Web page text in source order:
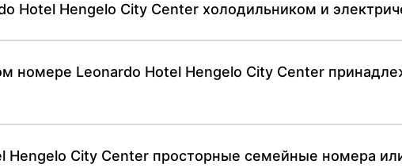
Hotel Hengelo City Center холодильником и
номере Leonardo Hotel Hengelo City Center
Hengelo City Center просторные семейные номера